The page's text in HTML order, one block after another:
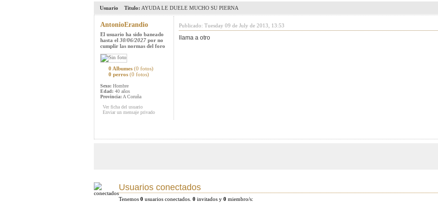
Usuario Titulo: AYUDA LE DUELE MUCHO SU PIERNA
AntonioErandio
El usuario ha sido baneado
hasta el 30/06/2027 por no
cumplir las normas del foro
0 Albumes (0 fotos)
0 perros (0 fotos)
Sexo: Hombre
Edad: 40 años
Provincia: A Coruña
Ver ficha del usuario
Enviar un mensaje privado
Publicado: Tuesday 09 de July de 2013, 13:53
llama a otro
Usuarios conectados
Tenemos 0 usuarios conectados. 0 invitados y 0 miembro/s: